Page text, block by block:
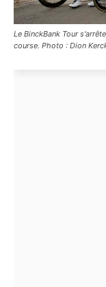
Le BinckBank Tour
course. Photo : Dion